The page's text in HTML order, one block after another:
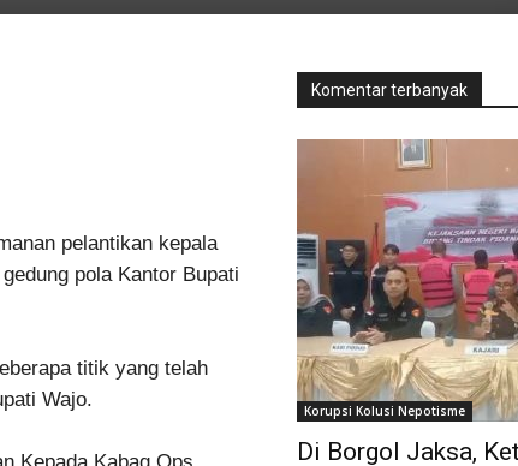
pelantikan kepala
pola Kantor Bupati
titik yang telah
Wajo.
Komentar terbanyak
Korupsi Kolusi Nepotisme
Di Borgol Jaksa,